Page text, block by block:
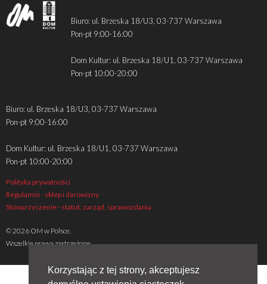
Biuro: ul. Brzeska 18/U3, 03-737 Warszawa
Pon-pt 9:00-16:00
Dom Kultur: ul. Brzeska 18/U1, 03-737 Warszawa
Pon-pt 10:00-20:00
Biuro: ul. Brzeska 18/U3, 03-737 Warszawa
Pon-pt 9:00-16:00
Dom Kultur: ul. Brzeska 18/U1, 03-737 Warszawa
Pon-pt 10:00-20:00
Polityka prywatności
Regulamin - sklep i darowizny
Stowarzyszenie - statut, zarząd, sprawozdania
© 2026 OM w Polsce.
Wszelkie prawa zastrzeżone
Korzystając z tej strony, akceptujesz